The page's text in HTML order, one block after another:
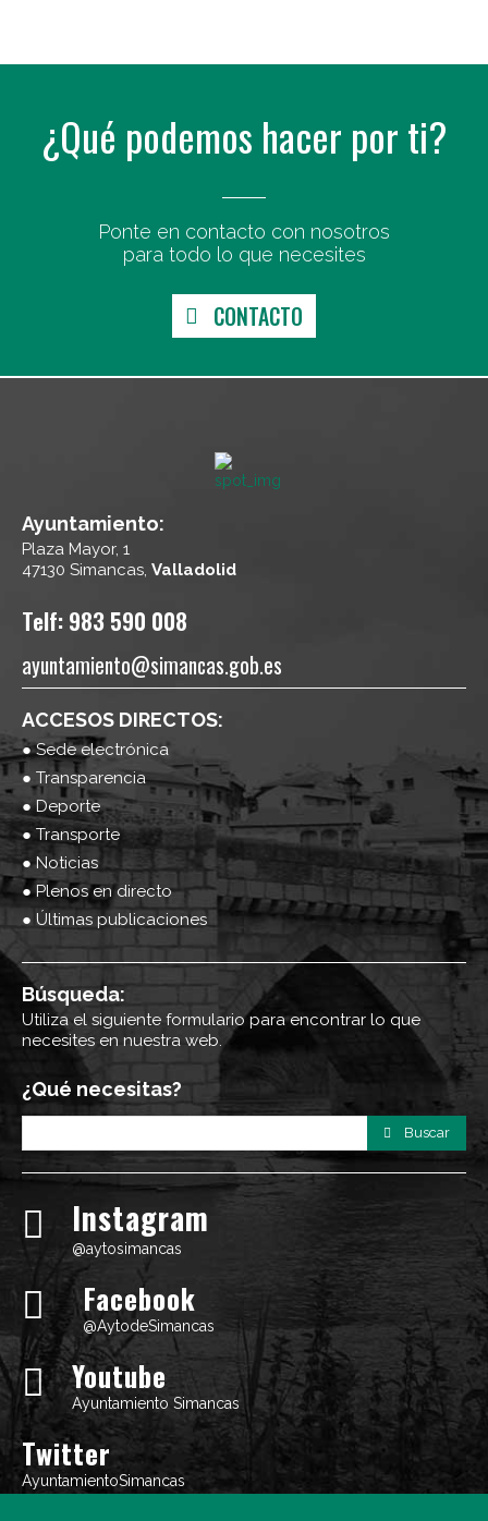
¿Qué podemos hacer por ti?
Ponte en contacto con nosotros
para todo lo que necesites
CONTACTO
Ayuntamiento:
Plaza Mayor, 1
47130 Simancas, Valladolid
Telf: 983 590 008
ayuntamiento@simancas.gob.es
ACCESOS DIRECTOS:
● Sede electrónica
● Transparencia
● Deporte
● Transporte
● Noticias
● Plenos en directo
● Últimas publicaciones
Búsqueda:
Utiliza el siguiente formulario para encontrar lo que
necesites en nuestra web.
¿Qué necesitas?
Buscar
Instagram
@aytosimancas
Facebook
@AytodeSimancas
Youtube
Ayuntamiento Simancas
Twitter
AyuntamientoSimancas